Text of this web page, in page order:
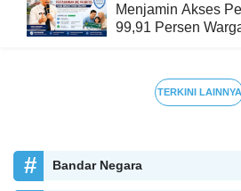
Menjamin Akses
99,91 Persen
TERKINI LAINNYA
Bandar Negara